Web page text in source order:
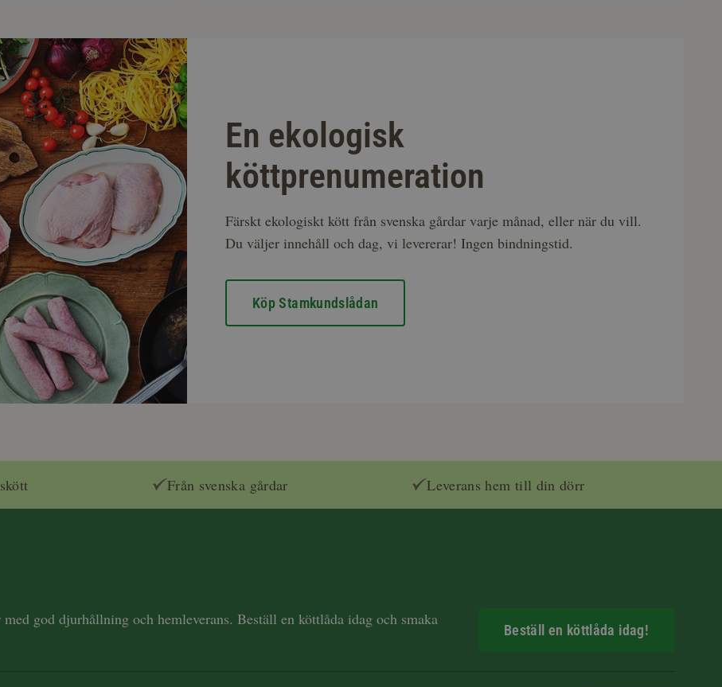
En ekologisk
köttprenumeration
Färskt ekologiskt kött från svenska gårdar varje månad, eller när du vill.
Du väljer innehåll och dag, vi levererar! Ingen bindningstid.
Köp Stamkundslådan
Från svenska gårdar Leverans hem till din dörr
god djurhållning och hemleverans. Beställ en köttlåda idag och smaka
Beställ en köttlåda idag!